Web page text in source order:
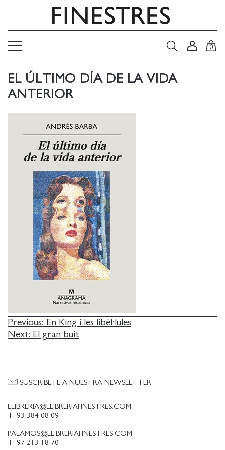
0
EL ÚLTIMO DÍA DE LA VIDA
ANTERIOR
NAVEGACIÓN
DE
Previous: En King i les libèl·lules
Next: El gran buit
LLIBRERIA@LLIBRERIAFINESTRES.COM
T. 93 384 08 09
PALAMOS@LLIBRERIAFINESTRES.COM
T. 97 213 18 70
SUSCRÍBETE A NUESTRA NEWSLETTER